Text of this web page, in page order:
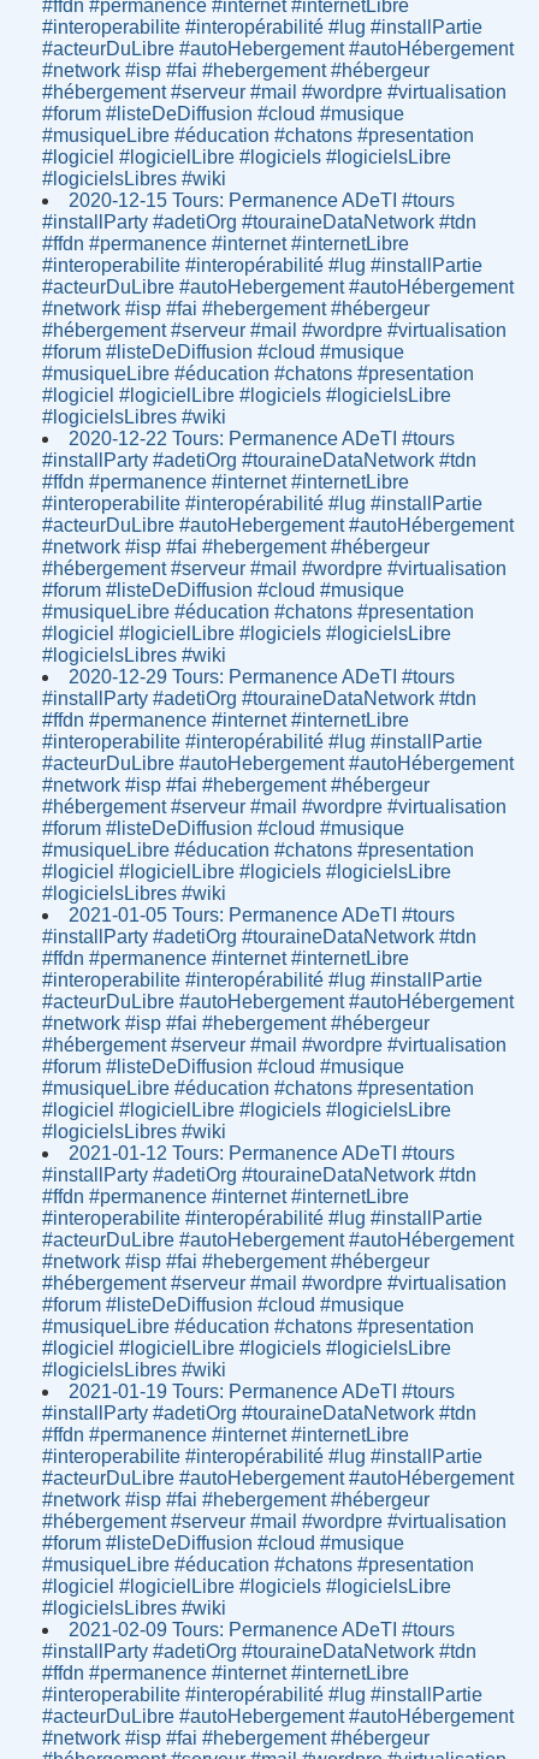
#ffdn #permanence #internet #internetLibre
#interoperabilite #interopérabilité #lug #installPartie
#acteurDuLibre #autoHebergement #autoHébergement
#network #isp #fai #hebergement #hébergeur
#hébergement #serveur #mail #wordpre #virtualisation
#forum #listeDeDiffusion #cloud #musique
#musiqueLibre #éducation #chatons #presentation
#logiciel #logicielLibre #logiciels #logicielsLibre
#logicielsLibres #wiki
2020-12-15 Tours: Permanence ADeTI #tours
#installParty #adetiOrg #touraineDataNetwork #tdn
#ffdn #permanence #internet #internetLibre
#interoperabilite #interopérabilité #lug #installPartie
#acteurDuLibre #autoHebergement #autoHébergement
#network #isp #fai #hebergement #hébergeur
#hébergement #serveur #mail #wordpre #virtualisation
#forum #listeDeDiffusion #cloud #musique
#musiqueLibre #éducation #chatons #presentation
#logiciel #logicielLibre #logiciels #logicielsLibre
#logicielsLibres #wiki
2020-12-22 Tours: Permanence ADeTI #tours
#installParty #adetiOrg #touraineDataNetwork #tdn
#ffdn #permanence #internet #internetLibre
#interoperabilite #interopérabilité #lug #installPartie
#acteurDuLibre #autoHebergement #autoHébergement
#network #isp #fai #hebergement #hébergeur
#hébergement #serveur #mail #wordpre #virtualisation
#forum #listeDeDiffusion #cloud #musique
#musiqueLibre #éducation #chatons #presentation
#logiciel #logicielLibre #logiciels #logicielsLibre
#logicielsLibres #wiki
2020-12-29 Tours: Permanence ADeTI #tours
#installParty #adetiOrg #touraineDataNetwork #tdn
#ffdn #permanence #internet #internetLibre
#interoperabilite #interopérabilité #lug #installPartie
#acteurDuLibre #autoHebergement #autoHébergement
#network #isp #fai #hebergement #hébergeur
#hébergement #serveur #mail #wordpre #virtualisation
#forum #listeDeDiffusion #cloud #musique
#musiqueLibre #éducation #chatons #presentation
#logiciel #logicielLibre #logiciels #logicielsLibre
#logicielsLibres #wiki
2021-01-05 Tours: Permanence ADeTI #tours
#installParty #adetiOrg #touraineDataNetwork #tdn
#ffdn #permanence #internet #internetLibre
#interoperabilite #interopérabilité #lug #installPartie
#acteurDuLibre #autoHebergement #autoHébergement
#network #isp #fai #hebergement #hébergeur
#hébergement #serveur #mail #wordpre #virtualisation
#forum #listeDeDiffusion #cloud #musique
#musiqueLibre #éducation #chatons #presentation
#logiciel #logicielLibre #logiciels #logicielsLibre
#logicielsLibres #wiki
2021-01-12 Tours: Permanence ADeTI #tours
#installParty #adetiOrg #touraineDataNetwork #tdn
#ffdn #permanence #internet #internetLibre
#interoperabilite #interopérabilité #lug #installPartie
#acteurDuLibre #autoHebergement #autoHébergement
#network #isp #fai #hebergement #hébergeur
#hébergement #serveur #mail #wordpre #virtualisation
#forum #listeDeDiffusion #cloud #musique
#musiqueLibre #éducation #chatons #presentation
#logiciel #logicielLibre #logiciels #logicielsLibre
#logicielsLibres #wiki
2021-01-19 Tours: Permanence ADeTI #tours
#installParty #adetiOrg #touraineDataNetwork #tdn
#ffdn #permanence #internet #internetLibre
#interoperabilite #interopérabilité #lug #installPartie
#acteurDuLibre #autoHebergement #autoHébergement
#network #isp #fai #hebergement #hébergeur
#hébergement #serveur #mail #wordpre #virtualisation
#forum #listeDeDiffusion #cloud #musique
#musiqueLibre #éducation #chatons #presentation
#logiciel #logicielLibre #logiciels #logicielsLibre
#logicielsLibres #wiki
2021-02-09 Tours: Permanence ADeTI #tours
#installParty #adetiOrg #touraineDataNetwork #tdn
#ffdn #permanence #internet #internetLibre
#interoperabilite #interopérabilité #lug #installPartie
#acteurDuLibre #autoHebergement #autoHébergement
#network #isp #fai #hebergement #hébergeur